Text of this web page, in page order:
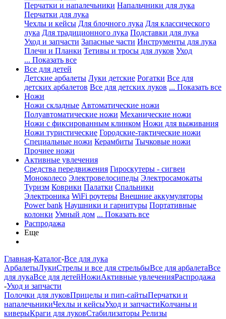
Перчатки и напалечьники Напальчники для лука
Перчатки для лука
Чехлы и кейсы Для блочного лука Для классического
лука Для традиционного лука Подставки для лука
Уход и запчасти Запасные части Инструменты для лука
Плечи и Планки Тетивы и тросы для луков Уход
... Показать все
Все для детей
Детские арбалеты Луки детские Рогатки Все для
детских арбалетов Все для детских луков ... Показать все
Ножи
Ножи складные Автоматические ножи
Полуавтоматические ножи Механические ножи
Ножи с фиксированным клинком Ножи для выживания
Ножи туристические Городские-тактические ножи
Специальные ножи Керамбиты Тычковые ножи
Прочиее ножи
Активные увлечения
Средства передвижения Гироскутеры - сигвеи
Моноколесо Электровелосипеды Электросамокаты
Туризм Коврики Палатки Спальники
Электроника WiFi роутеры Внешние аккумуляторы
Power bank Наушники и гарнитуры Портативные
колонки Умный дом ... Показать все
Распродажа
Еще
Главная-Каталог-Все для лука
АрбалетыЛукиСтрелы и все для стрельбыВсе для арбалетаВсе
для лукаВсе для детейНожиАктивные увлеченияРаспродажа
-Уход и запчасти
Полочки для луковПрицелы и пип-сайтыПерчатки и
напалечьникиЧехлы и кейсыУход и запчастиКолчаны и
киверыКраги для луковСтабилизаторы Релизы